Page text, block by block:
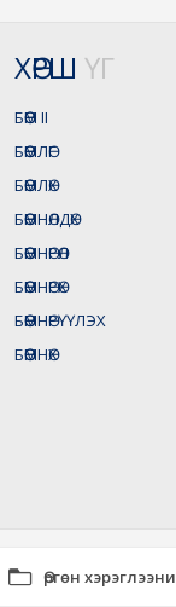
ХӨРШ ҮГ
БӨӨМ II
БӨӨМЛӨГ
БӨӨМЛӨХ
БӨӨМНӨЛДӨХ
БӨӨМНӨРӨЛ
БӨӨМНӨРӨХ
БӨӨМНӨРҮҮЛЭХ
БӨӨМНӨХ
Өргөн